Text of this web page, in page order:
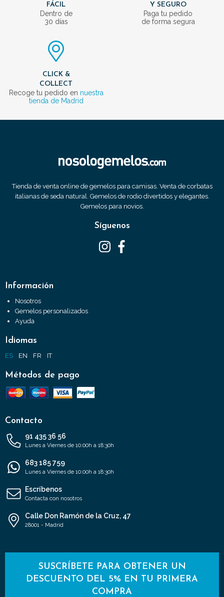
FÁCIL
Dentro de
30 días
Y SEGURO
Paga tu pedido
de forma segura
CLICK &
COLLECT
Recoge tu pedido en nuestra
tienda de Madrid
Tienda de venta online de gemelos para camisas. Venta de corbatas
italianas de seda natural. Gemelos de rodio divertidos y elegantes.
Gemelos para novios.
Síguenos
Información
Nosotros
Gemelos personalizados
Ayuda
Idiomas
ES EN FR IT
Métodos de pago
Contacto
91 435 36 56
Lunes a Viernes de 10:00h a 18:30h
683 185 759
Lunes a Viernes de 10:00h a 18:30h
Escríbenos
Contacta con nosotros
Calle Don Ramón de la Cruz, 47
28001 - Madrid
SUSCRÍBETE PARA OBTENER UN
DESCUENTO DEL 5% EN TU PRIMERA
COMPRA